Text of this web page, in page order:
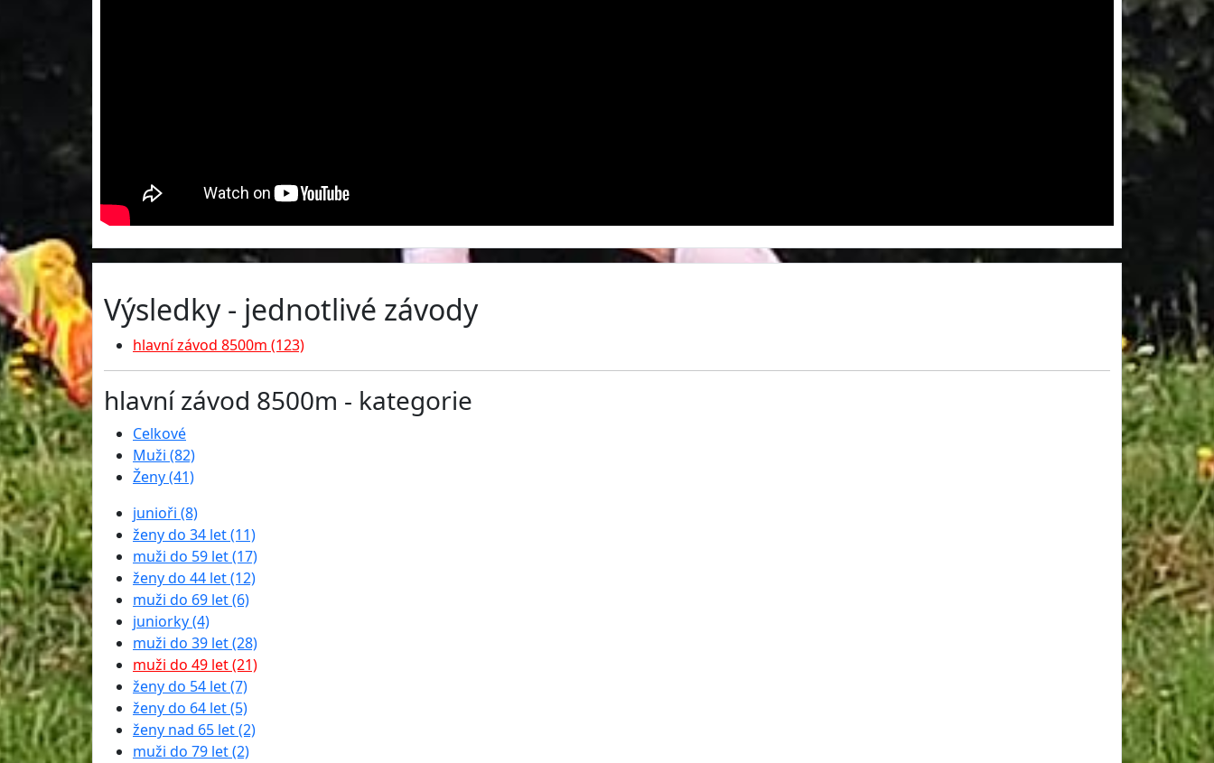
Výsledky - jednotlivé závody
hlavní závod 8500m (123)
hlavní závod 8500m - kategorie
Celkové
Muži (82)
Ženy (41)
junioři (8)
ženy do 34 let (11)
muži do 59 let (17)
ženy do 44 let (12)
muži do 69 let (6)
juniorky (4)
muži do 39 let (28)
muži do 49 let (21)
ženy do 54 let (7)
ženy do 64 let (5)
ženy nad 65 let (2)
muži do 79 let (2)